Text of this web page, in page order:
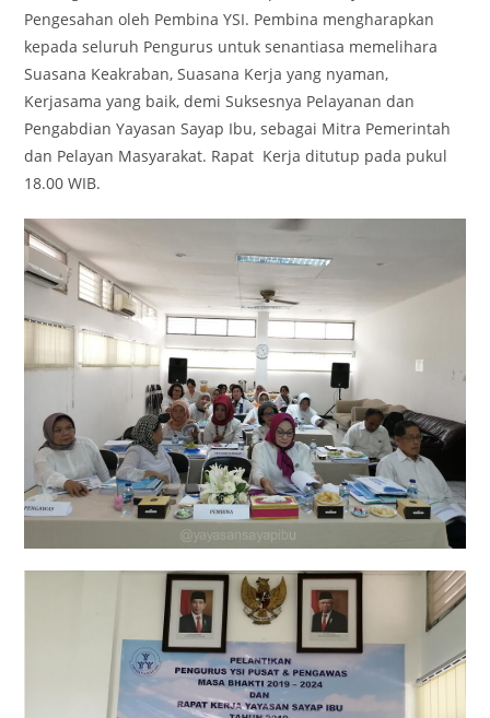
Pengesahan oleh Pembina YSI. Pembina mengharapkan
kepada seluruh Pengurus untuk senantiasa memelihara
Suasana Keakraban, Suasana Kerja yang nyaman,
Kerjasama yang baik, demi Suksesnya Pelayanan dan
Pengabdian Yayasan Sayap Ibu, sebagai Mitra Pemerintah
dan Pelayan Masyarakat. Rapat Kerja ditutup pada pukul
18.00 WIB.